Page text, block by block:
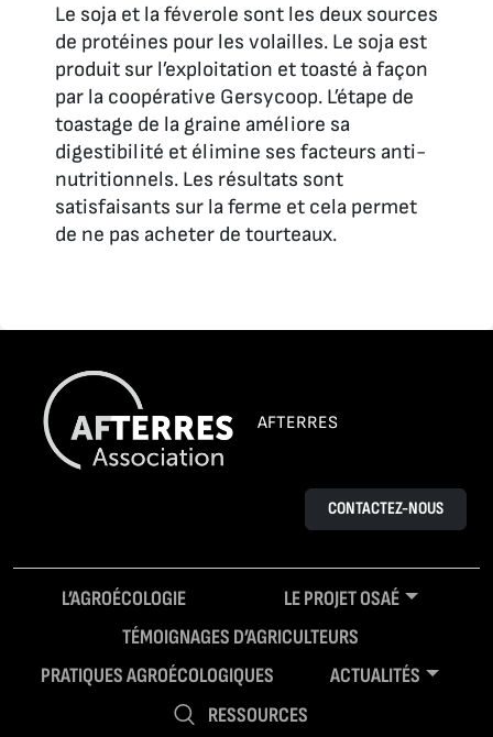
Le soja et la féverole sont les deux sources
de protéines pour les volailles. Le soja est
produit sur l’exploitation et toasté à façon
par la coopérative Gersycoop. L’étape de
toastage de la graine améliore sa
digestibilité et élimine ses facteurs anti-
nutritionnels. Les résultats sont
satisfaisants sur la ferme et cela permet
de ne pas acheter de tourteaux.
AFTERRES
CONTACTEZ-NOUS
L’AGROÉCOLOGIE
LE PROJET OSAÉ
TÉMOIGNAGES D’AGRICULTEURS
PRATIQUES AGROÉCOLOGIQUES
ACTUALITÉS
RESSOURCES